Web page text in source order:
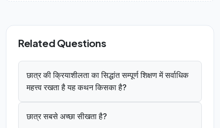
Related Questions
छात्र की क्रियाशीलता का सिद्धांत सम्पूर्ण शिक्षण में सर्वाधिक
महत्त्व रखता है यह कथन किसका है?
छात्र सबसे अच्छा सीखता है?